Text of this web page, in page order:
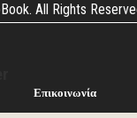
All Rights
Επικοινωνία